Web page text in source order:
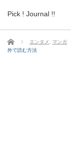
Pick ! Journal !!
ホーム エンタメ マンガ
外で読む方法